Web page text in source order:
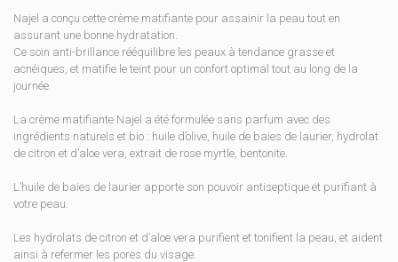
Najel a conçu cette crème matifiante pour assainir la peau tout en
assurant une bonne hydratation.
Ce soin anti-brillance rééquilibre les peaux à tendance grasse et
acnéiques, et matifie le teint pour un confort optimal tout au long de la
journée.
La crème matifiante Najel a été formulée sans parfum avec des
ingrédients naturels et bio : huile d’olive, huile de baies de laurier, hydrolat
de citron et d’aloe vera, extrait de rose myrtle, bentonite.
L’huile de baies de laurier apporte son pouvoir antiseptique et purifiant à
votre peau.
Les hydrolats de citron et d’aloe vera purifient et tonifient la peau, et aident
ainsi à refermer les pores du visage.